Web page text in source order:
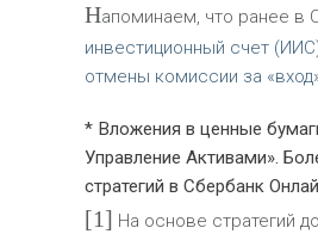
Напоминаем, что ранее в
инвестиционный счет
отмены комиссии за
* Вложения в ценные
Управление Активами».
стратегий в Сбербанк
[1] На основе стратегий